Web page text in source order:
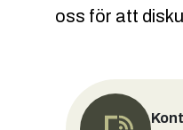
oss för att